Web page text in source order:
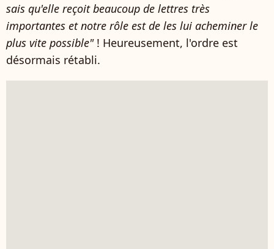
sais qu'elle reçoit beaucoup de lettres très
importantes et notre rôle est de les lui acheminer le
plus vite possible"! Heureusement, l'ordre est
désormais rétabli.